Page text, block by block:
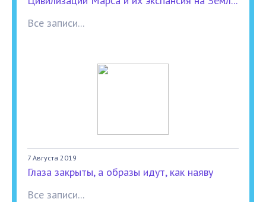
Все записи...
7 Августа 2019
Глаза закрыты, а образы идут, как наяву
Все записи...